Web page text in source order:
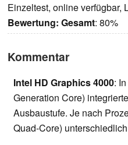
Einzeltest, online verfügbar,
Bewertung: Gesamt: 80%
Kommentar
Intel HD Graphics 4000:
Generation Core)
Ausbaustufe. Je nach
Quad-Core)